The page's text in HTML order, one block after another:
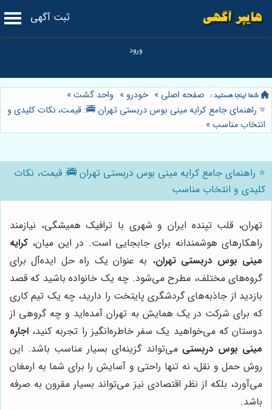
ثبت آگهی
صفحه اصلی » خودرو » واحد گشت»
⭐️ راهنمای جامع کرایه مینی بوس دربستی تهران 🚎: قیمت، نکات کلیدی و
انتخاب مناسب»
⭐️ راهنمای جامع کرایه مینی بوس دربستی تهران 🚎: قیمت، نکات
کلیدی و انتخاب مناسب
تهران، قلب تپنده ایران و شهری با ترافیک همیشگی، نیازمند
راهکارهای هوشمندانه برای جابجایی است. در این میان، کرایه
مینی بوس دربستی تهران، به عنوان یک راه حل ایده‌آل برای
گروه‌های مختلف، مطرح می‌شود. چه یک خانواده باشید که قصد
بازدید از جاذبه‌های گردشگری پایتخت را دارید، چه یک تیم کاری
که برای شرکت در یک همایش به تهران آمده‌اید و چه گروهی از
دوستان که می‌خواهید یک سفر خاطره‌انگیز را تجربه کنید، اجاره
مینی بوس دربستی می‌تواند گزینه‌ای بسیار مناسب باشد. این
روش حمل و نقل، نه تنها راحتی و آسایش را برای شما به ارمغان
می‌آورد، بلکه از نظر اقتصادی نیز می‌تواند بسیار مقرون به صرفه
باشد.